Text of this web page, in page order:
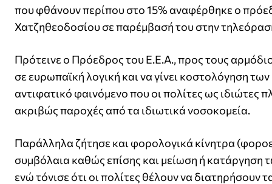
που φθάνουν περίπου στο 15% αναφέρθηκε ο
Χατζηθεοδοσίου σε παρέμβασή του στην
Πρότεινε ο Πρόεδρος του Ε.Ε.Α., προς τους
σε ευρωπαϊκή λογική και να γίνει κοστολόγηση
αντιφατικό φαινόμενο που οι πολίτες ως ιδιώτες
ακριβώς παροχές από τα ιδιωτικά νοσοκομεία.
Παράλληλα ζήτησε και φορολογικά κίνητρα
συμβόλαια καθώς επίσης και μείωση ή
ενώ τόνισε ότι οι πολίτες θέλουν να διατηρήσουν